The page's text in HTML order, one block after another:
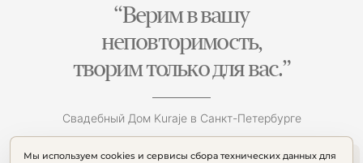
Мы используем cookies и сервисы сбора технических данных для
“Верим в вашу
неповторимость,
творим только для вас.”
Свадебный Дом Kuraje в Санкт-Петербурге